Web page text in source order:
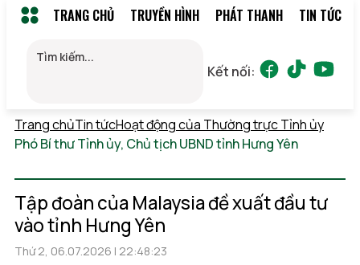
TRANG CHỦ TRUYỀN HÌNH PHÁT THANH TIN TỨC
Kết nối:
Trang chủTin tứcHoạt động của Thường trực Tỉnh ủy
Phó Bí thư Tỉnh ủy, Chủ tịch UBND tỉnh Hưng Yên
Tập đoàn của Malaysia đề xuất đầu tư
vào tỉnh Hưng Yên
Thứ 2, 06.07.2026 | 22:48:23